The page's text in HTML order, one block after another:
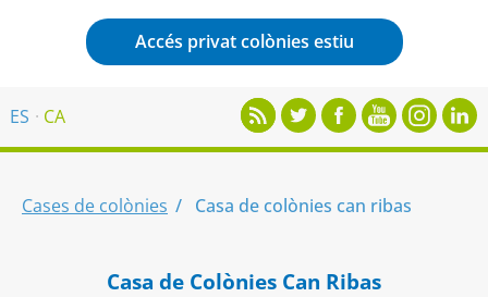
Accés privat colònies estiu
ES CA
Cases de colònies Casa de colònies can ribas
Casa de Colònies Can Ribas